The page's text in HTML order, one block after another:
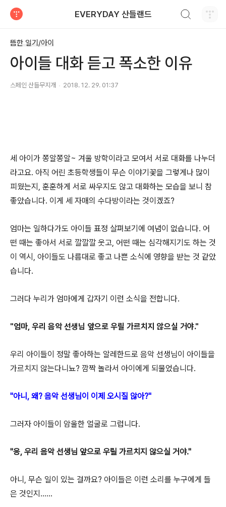
EVERYDAY 산들랜드
뜸한 일기/아이
아이들 대화 듣고 폭소한 이유
스페인 산들무지개 2018. 12. 29. 01:37
세 아이가 쫑알쫑알~ 겨울 방학이라고 모여서 서로 대화를 나누더
라고요. 아직 어린 초등학생들이 무슨 이야기꽃을 그렇게나 많이
피웠는지, 훈훈하게 서로 싸우지도 않고 대화하는 모습을 보니 참
좋았습니다. 이게 세 자매의 수다방이라는 것이겠죠?
엄마는 일하다가도 아이들 표정 살펴보기에 여념이 없습니다. 어
떤 때는 좋아서 서로 깔깔깔 웃고, 어떤 때는 심각해지기도 하는 것
이 역시, 아이들도 나름대로 좋고 나쁜 소식에 영향을 받는 것 같았
습니다.
그러다 누리가 엄마에게 갑자기 이런 소식을 전합니다.
"엄마, 우리 음악 선생님 앞으로 우릴 가르치지 않으실 거야."
우리 아이들이 정말 좋아하는 알레한드로 음악 선생님이 아이들을
가르치지 않는다니뇨? 깜짝 놀라서 아이에게 되물었습니다.
"아니, 왜? 음악 선생님이 이제 오시질 않아?"
그러자 아이들이 암울한 얼굴로 그럽니다.
"응, 우리 음악 선생님 앞으로 우릴 가르치지 않으실 거야."
아니, 무슨 일이 있는 걸까요? 아이들은 이런 소리를 누구에게 들
은 것인지......